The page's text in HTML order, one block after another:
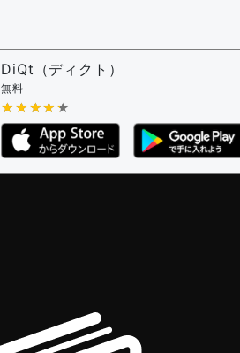
DiQt（ディクト）
無料
★★★★★
★★★★★